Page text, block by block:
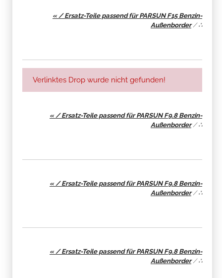
« / Ersatz-Teile passend für PARSUN F15 Benzin-
Außenborder/∴
Verlinktes Drop wurde nicht gefunden!
« / Ersatz-Teile passend für PARSUN F9.8 Benzin-
Außenborder/∴
« / Ersatz-Teile passend für PARSUN F9.8 Benzin-
Außenborder/∴
« / Ersatz-Teile passend für PARSUN F9.8 Benzin-
Außenborder/∴